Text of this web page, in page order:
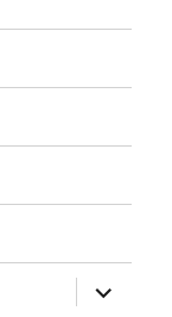
anzeigen